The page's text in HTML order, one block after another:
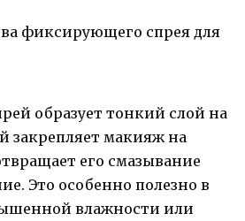
фиксирующего спрея для
образует тонкий слой на
закрепляет макияж на
его смазывание
Это особенно полезно в
влажности или